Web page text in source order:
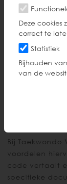
Deze cookies
correct te
Statistiek
Bijhouden
van de
In 2016 werd
verplicht om
Bij
voordelen
code vertaalt
specifieke